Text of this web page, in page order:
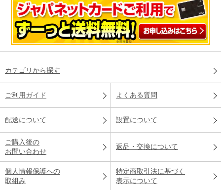
カテゴリから探す
ご利用ガイド よくある質問
配送について 設置について
ご購入後の
お問い合わせ
返品・交換について
個人情報保護への
取組み
特定商取引法に基づく
表示について